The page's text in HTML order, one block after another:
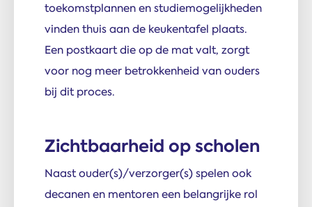
toekomstplannen en studiemogelijkheden
vinden thuis aan de keukentafel plaats.
Een postkaart die op de mat valt, zorgt
voor nog meer betrokkenheid van ouders
bij dit proces.
Zichtbaarheid op scholen
Naast ouder(s)/verzorger(s) spelen ook
decanen en mentoren een belangrijke rol